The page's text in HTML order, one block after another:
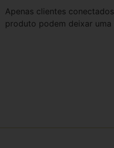
Apenas clientes
produto podem deixar uma